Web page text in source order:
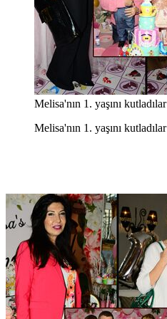
Melisa'nın 1. yaşını kutladılar
Melisa'nın 1. yaşını kutladılar